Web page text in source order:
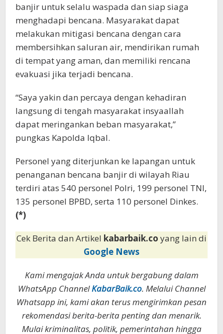
banjir untuk selalu waspada dan siap siaga
menghadapi bencana. Masyarakat dapat
melakukan mitigasi bencana dengan cara
membersihkan saluran air, mendirikan rumah
di tempat yang aman, dan memiliki rencana
evakuasi jika terjadi bencana.
“Saya yakin dan percaya dengan kehadiran
langsung di tengah masyarakat insyaallah
dapat meringankan beban masyarakat,”
pungkas Kapolda Iqbal.
Personel yang diterjunkan ke lapangan untuk
penanganan bencana banjir di wilayah Riau
terdiri atas 540 personel Polri, 199 personel TNI,
135 personel BPBD, serta 110 personel Dinkes.
(*)
Cek Berita dan Artikel kabarbaik.co yang lain di
Google News
Kami mengajak Anda untuk bergabung dalam
WhatsApp ChannelKabarBaik.co. Melalui Channel
Whatsapp ini, kami akan terus mengirimkan pesan
rekomendasi berita-berita penting dan menarik.
Mulai kriminalitas, politik, pemerintahan hingga